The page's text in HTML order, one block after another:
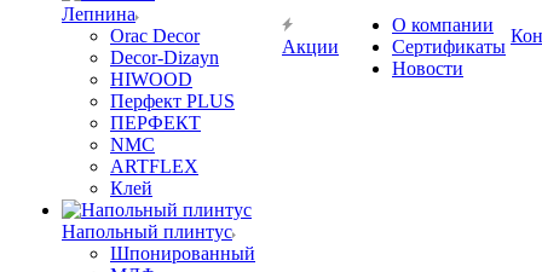
Лепнина
Orac Decor
Decor-Dizayn
HIWOOD
Перфект PLUS
ПЕРФЕКТ
NMC
ARTFLEX
Клей
Напольный плинтус
Шпонированный
Акции
О компании
Сертификаты
Новости